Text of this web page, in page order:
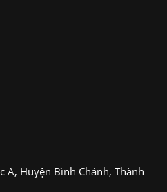
A, Huyện Bình Chánh, Thành